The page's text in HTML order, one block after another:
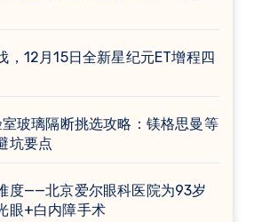
，12月15日全新星纪元ET增程四
玻璃隔断挑选攻略：镁格思曼等
坑要点
度——北京爱尔眼科医院为93岁
眼+白内障手术